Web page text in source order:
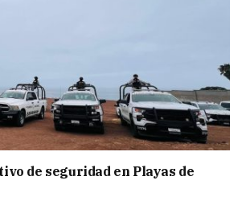
de seguridad en Playas de